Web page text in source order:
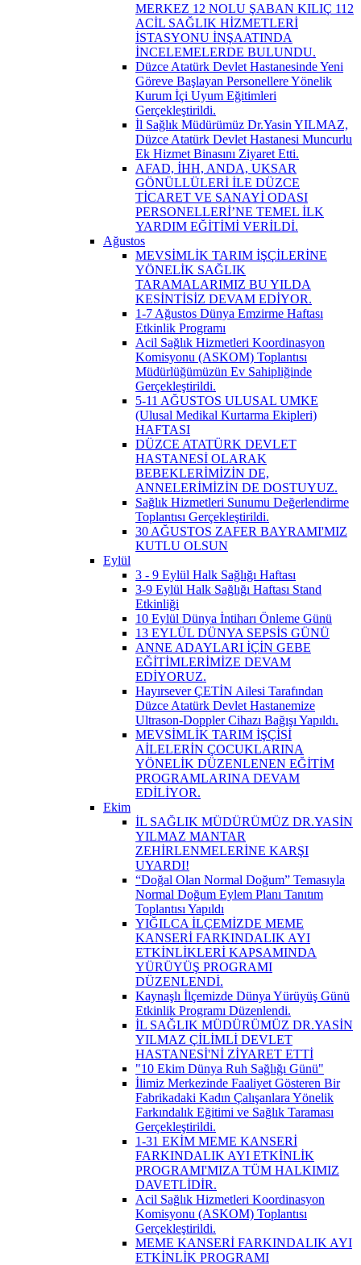
MERKEZ 12 NOLU ŞABAN KILIÇ 112
ACİL SAĞLIK HİZMETLERİ
İSTASYONU İNŞAATINDA
İNCELEMELERDE BULUNDU.
Düzce Atatürk Devlet Hastanesinde Yeni
Göreve Başlayan Personellere Yönelik
Kurum İçi Uyum Eğitimleri
Gerçekleştirildi.
İl Sağlık Müdürümüz Dr.Yasin YILMAZ,
Düzce Atatürk Devlet Hastanesi Muncurlu
Ek Hizmet Binasını Ziyaret Etti.
AFAD, İHH, ANDA, UKSAR
GÖNÜLLÜLERİ İLE DÜZCE
TİCARET VE SANAYİ ODASI
PERSONELLERİ’NE TEMEL İLK
YARDIM EĞİTİMİ VERİLDİ.
Ağustos
MEVSİMLİK TARIM İŞÇİLERİNE
YÖNELİK SAĞLIK
TARAMALARIMIZ BU YILDA
KESİNTİSİZ DEVAM EDİYOR.
1-7 Ağustos Dünya Emzirme Haftası
Etkinlik Programı
Acil Sağlık Hizmetleri Koordinasyon
Komisyonu (ASKOM) Toplantısı
Müdürlüğümüzün Ev Sahipliğinde
Gerçekleştirildi.
5-11 AĞUSTOS ULUSAL UMKE
(Ulusal Medikal Kurtarma Ekipleri)
HAFTASI
DÜZCE ATATÜRK DEVLET
HASTANESİ OLARAK
BEBEKLERİMİZİN DE,
ANNELERİMİZİN DE DOSTUYUZ.
Sağlık Hizmetleri Sunumu Değerlendirme
Toplantısı Gerçekleştirildi.
30 AĞUSTOS ZAFER BAYRAMI'MIZ
KUTLU OLSUN
Eylül
3 - 9 Eylül Halk Sağlığı Haftası
3-9 Eylül Halk Sağlığı Haftası Stand
Etkinliği
10 Eylül Dünya İntiharı Önleme Günü
13 EYLÜL DÜNYA SEPSİS GÜNÜ
ANNE ADAYLARI İÇİN GEBE
EĞİTİMLERİMİZE DEVAM
EDİYORUZ.
Hayırsever ÇETİN Ailesi Tarafından
Düzce Atatürk Devlet Hastanemize
Ultrason-Doppler Cihazı Bağışı Yapıldı.
MEVSİMLİK TARIM İŞÇİSİ
AİLELERİN ÇOCUKLARINA
YÖNELİK DÜZENLENEN EĞİTİM
PROGRAMLARINA DEVAM
EDİLİYOR.
Ekim
İL SAĞLIK MÜDÜRÜMÜZ DR.YASİN
YILMAZ MANTAR
ZEHİRLENMELERİNE KARŞI
UYARDI!
“Doğal Olan Normal Doğum” Temasıyla
Normal Doğum Eylem Planı Tanıtım
Toplantısı Yapıldı
YIĞILCA İLÇEMİZDE MEME
KANSERİ FARKINDALIK AYI
ETKİNLİKLERİ KAPSAMINDA
YÜRÜYÜŞ PROGRAMI
DÜZENLENDİ.
Kaynaşlı İlçemizde Dünya Yürüyüş Günü
Etkinlik Programı Düzenlendi.
İL SAĞLIK MÜDÜRÜMÜZ DR.YASİN
YILMAZ ÇİLİMLİ DEVLET
HASTANESİ'Nİ ZİYARET ETTİ
"10 Ekim Dünya Ruh Sağlığı Günü"
İlimiz Merkezinde Faaliyet Gösteren Bir
Fabrikadaki Kadın Çalışanlara Yönelik
Farkındalık Eğitimi ve Sağlık Taraması
Gerçekleştirildi.
1-31 EKİM MEME KANSERİ
FARKINDALIK AYI ETKİNLİK
PROGRAMI'MIZA TÜM HALKIMIZ
DAVETLİDİR.
Acil Sağlık Hizmetleri Koordinasyon
Komisyonu (ASKOM) Toplantısı
Gerçekleştirildi.
MEME KANSERİ FARKINDALIK AYI
ETKİNLİK PROGRAMI